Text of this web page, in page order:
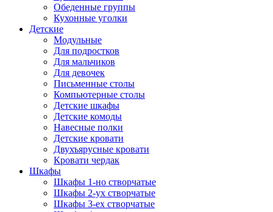
Обеденные группы
Кухонные уголки
Детские
Модульные
Для подростков
Для мальчиков
Для девочек
Письменные столы
Компьютерные столы
Детские шкафы
Детские комоды
Навесные полки
Детские кровати
Двухъярусные кровати
Кровати чердак
Шкафы
Шкафы 1-но створчатые
Шкафы 2-ух створчатые
Шкафы 3-ех створчатые